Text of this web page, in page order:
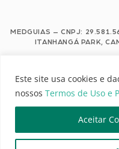
Este site usa cookies e
nossos Termos de Uso e
Aceitar
MEDGUIAS – CNPJ:
ITANHANGÁ PARK,
Este site usa cookies e dados
Uso e
MEDGUIAS |